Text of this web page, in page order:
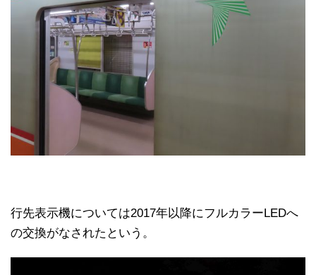
行先表示機については2017年以降にフルカラーLEDへ
の交換がなされたという。